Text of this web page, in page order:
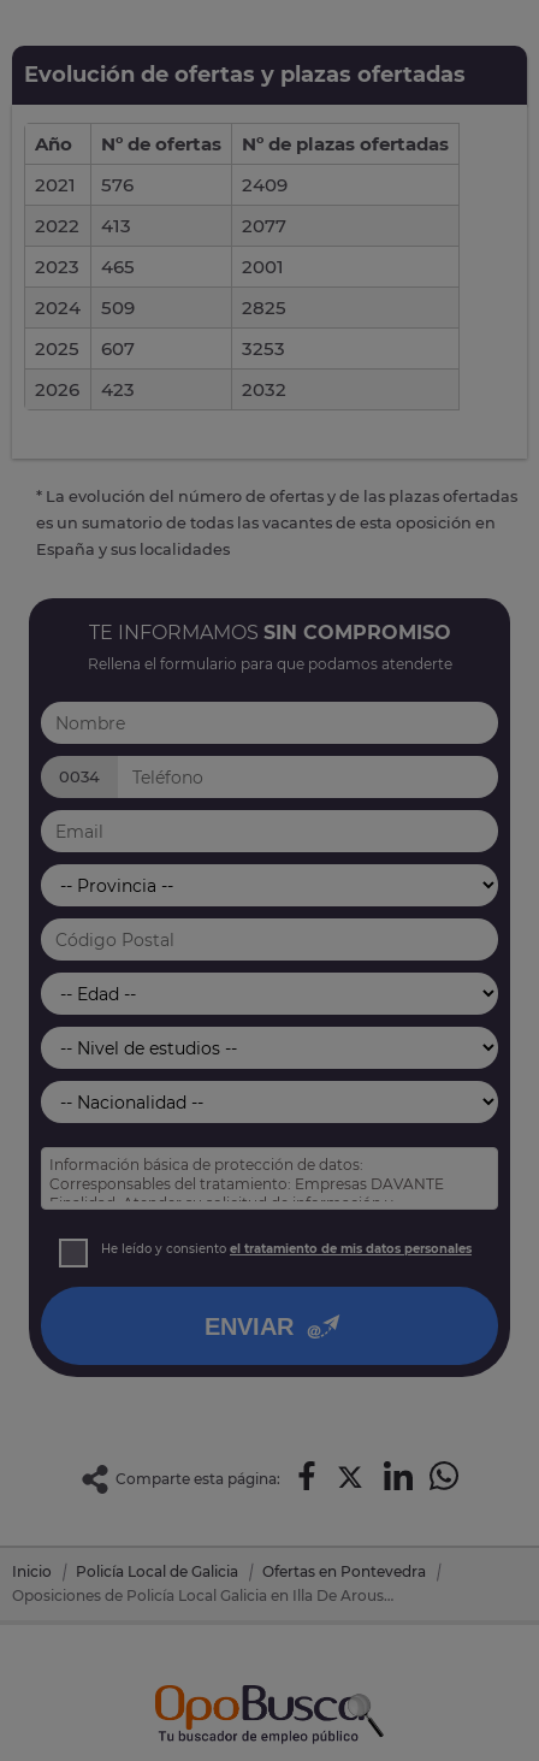
Evolución de ofertas y plazas ofertadas
Año Nº de ofertas
Nº de plazas ofertadas
2021
576
2409
2022
413
2077
2023
465
2001
2024
509
2825
2025
607
3253
2026
423 2032
* La evolución del número de ofertas y de las plazas ofertadas
es un sumatorio de todas las vacantes de esta oposición en
España y sus localidades
TE INFORMAMOS SIN COMPROMISO
Rellena el formulario para que podamos atenderte
0034
Información básica de protección de datos:
Corresponsables del tratamiento: Empresas DAVANTE
Finalidad: Atender su solicitud de información y
Derechos: Puede acceder, rectificar y suprimir sus datos,
así como otros derechos tal y como se explica en nuestra
He leído y consiento el tratamiento de mis datos personales
ENVIAR
Comparte esta página:
Inicio Policía Local de Galicia
Ofertas en Pontevedra
Oposiciones de Policía Local Galicia en Illa De Arousa (Pontevedra)